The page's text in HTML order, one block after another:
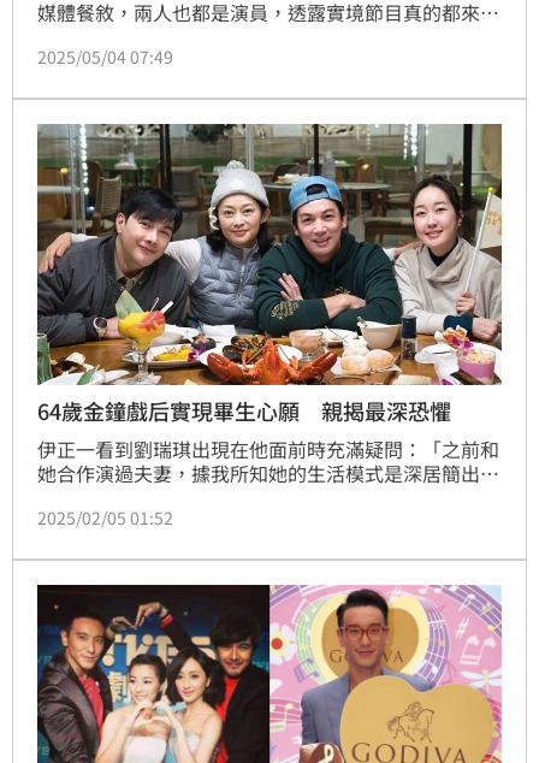
媒體餐敘，兩人也都是演員，透露實境節目真的都來真
要演真的很累，不要演最舒服。」很多現場民眾都會要
「神經細胞會死掉很多。」
2025/05/04 07:49
64歲金鐘戲后實現畢生心願 親揭最深恐懼
伊正一看到劉瑞琪出現在他面前時充滿疑問：「之前和
她合作演過夫妻，據我所知她的生活模式是深居簡出，
琪則透露接到邀約時充滿期待卻也忐忑：「我完全不知
試！」
2025/02/05 01:52